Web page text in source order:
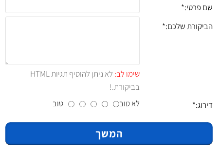
שם פרטי:
הביקורת שלכם:
שימו לב:
לא ניתן להוסיף תגיות HTML
בביקורת.!
דירוג:
לא טוב טוב
המשך